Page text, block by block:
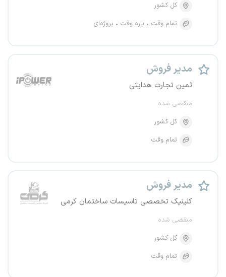
کل کشور
تمام وقت
پاره وقت پروژه‌ای
مدیر فروش
ثمین تجارت هدایتی
منقضی شده
کل کشور
تمام وقت
مدیر فروش
کلینیک تخصصی تاسیسات ساختمان کرمی
منقضی شده
کل کشور
تمام وقت